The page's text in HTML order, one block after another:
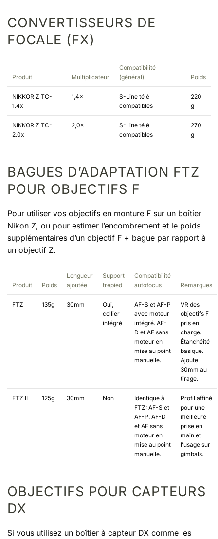
CONVERTISSEURS DE
FOCALE (FX)
Produit Multiplicateur
Compatibilité
(général)
Poids
NIKKOR Z TC-
1.4x
1,4×
S-Line télé
compatibles
220
g
NIKKOR Z TC-
2.0x
2,0×
S-Line télé
compatibles
270
g
BAGUES D’ADAPTATION FTZ
POUR OBJECTIFS F
Pour utiliser vos objectifs en monture F sur un boîtier
Nikon Z, ou pour estimer l’encombrement et le poids
supplémentaires d’un objectif F + bague par rapport à
un objectif Z.
Produit Poids
Longueur
ajoutée
Support
trépied
Compatibilité
autofocus
Remarques
FTZ 135g 30mm
Oui,
collier
intégré
AF-S et AF-P
avec moteur
intégré. AF-
D et AF sans
moteur en
mise au point
manuelle.
VR des
objectifs F
pris en
charge.
Étanchéité
basique.
Ajoute
30mm au
tirage.
FTZ II 125g 30mm Non
Identique à
FTZ: AF-S et
AF-P. AF-D
et AF sans
moteur en
mise au point
manuelle.
Profil affiné
pour une
meilleure
prise en
main et
l’usage sur
gimbals.
OBJECTIFS POUR CAPTEURS
DX
Si vous utilisez un boîtier à capteur DX comme les